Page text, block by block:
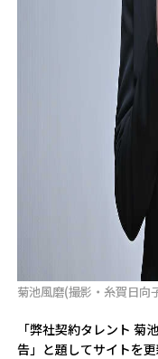
菊池風磨(撮影・糸賀日向
「弊社契約タレント
告」と題してサイトを